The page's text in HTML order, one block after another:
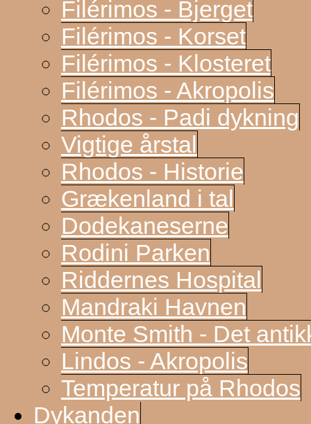
Filérimos - Bjerget
Filérimos - Korset
Filérimos - Klosteret
Filérimos - Akropolis
Rhodos - Padi dykning
Vigtige årstal
Rhodos - Historie
Grækenland i tal
Dodekaneserne
Rodini Parken
Riddernes Hospital
Mandraki Havnen
Monte Smith - Det
Lindos - Akropolis
Temperatur på Rhodos
Dykanden